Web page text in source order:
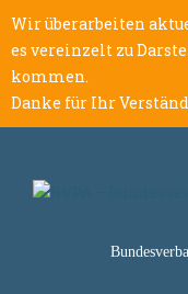
Wir überarbeiten
es vereinzelt zu
kommen.
Danke für Ihr